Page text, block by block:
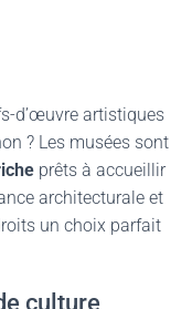
d’œuvre artistiques
? Les musées sont
prêts à accueillir
architecturale et
un choix parfait
culture